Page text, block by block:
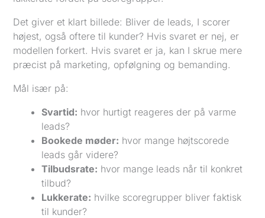
Det giver et klart billede: Bliver de leads, I scorer
højest, også oftere til kunder? Hvis svaret er nej, er
modellen forkert. Hvis svaret er ja, kan I skrue mere
præcist på marketing, opfølgning og bemanding.
Mål især på:
Svartid: hvor hurtigt reageres der på varme
leads?
Bookede møder: hvor mange højtscorede
leads går videre?
Tilbudsrate: hvor mange leads når til konkret
tilbud?
Lukkerate: hvilke scoregrupper bliver faktisk
til kunder?